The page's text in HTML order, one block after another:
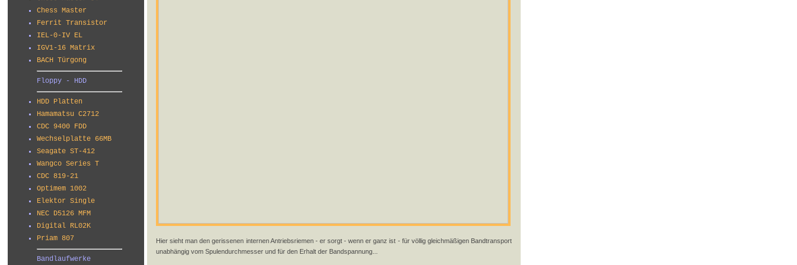
Chess Master
Ferrit Transistor
IEL-0-IV EL
IGV1-16 Matrix
BACH Türgong
Floppy - HDD
HDD Platten
Hamamatsu C2712
CDC 9400 FDD
Wechselplatte 66MB
Seagate ST-412
Wangco Series T
CDC 819-21
Optimem 1002
Elektor Single
NEC D5126 MFM
Digital RL02K
Priam 807
Bandlaufwerke
Hier sieht man den gerissenen internen Antriebsriemen - er sorgt - wenn er ganz ist - für völlig gleichmäßigen Bandtransport
unabhängig vom Spulendurchmesser und für den Erhalt der Bandspannung...